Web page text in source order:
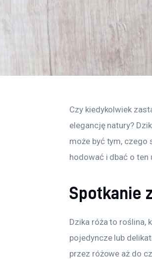
Czy kiedykolwiek
elegancję natury?
może być tym, czego
hodować i dbać o ten
Spotkanie
Dzika róża to roślina,
pojedyncze lub
przez różowe aż do